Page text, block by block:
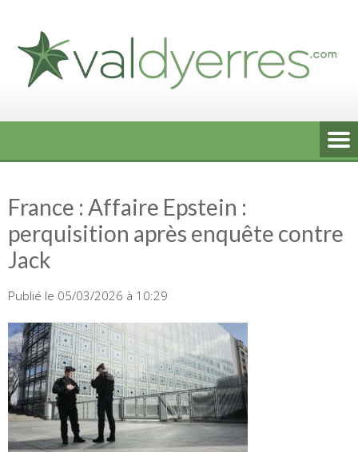
content
France : Affaire Epstein :
perquisition après enquête contre
Jack
Publié le 05/03/2026 à 10:29